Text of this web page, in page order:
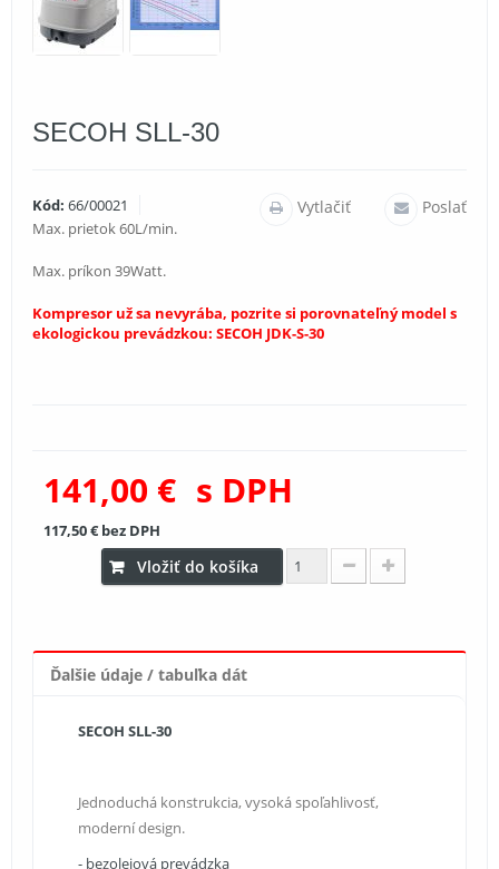
SECOH SLL-30
Kód: 66/00021 Poslať
Vytlačiť
Max. prietok 60L/min.
Max. príkon 39Watt.
Kompresor už sa nevyrába, pozrite si porovnateľný model s
ekologickou prevádzkou: SECOH JDK-S-30
141,00 € s DPH
117,50 €bez DPH
Vložiť do košíka
Ďalšie údaje / tabuľka dát
SECOH SLL-30
Jednoduchá konstrukcia, vysoká spoľahlivosť,
moderní design.
- bezolejová prevádzka